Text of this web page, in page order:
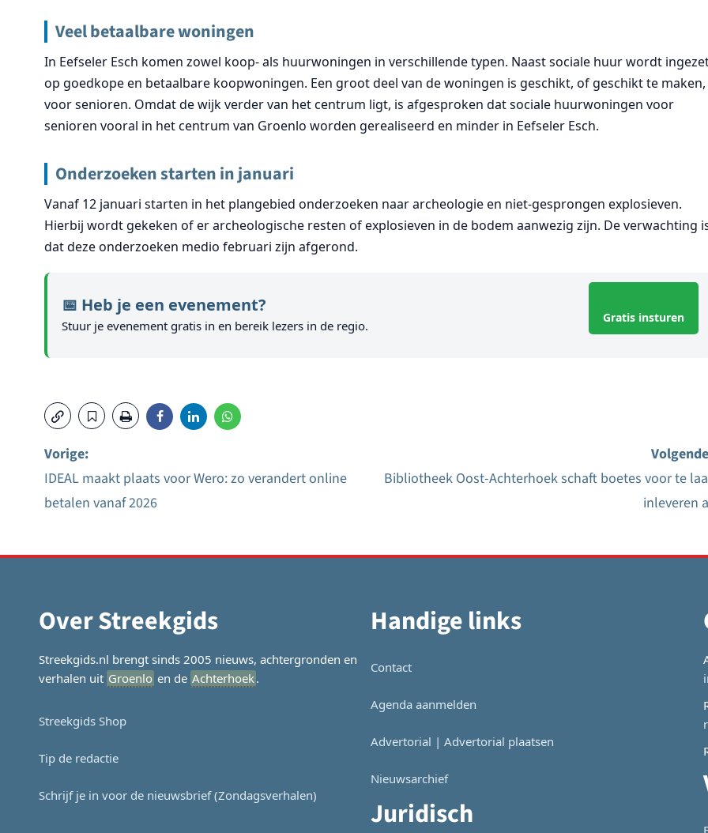
Veel betaalbare woningen
In Eefseler Esch komen zowel koop- als huurwoningen in verschillende typen. Naast sociale huur wordt
op goedkope en betaalbare koopwoningen. Een groot deel van de woningen is geschikt, of geschikt te maken,
voor senioren. Omdat de wijk verder van het centrum ligt, is afgesproken dat sociale huurwoningen voor
senioren vooral in het centrum van Groenlo worden gerealiseerd en minder in Eefseler Esch.
Onderzoeken starten in januari
Vanaf 12 januari starten in het plangebied onderzoeken naar archeologie en niet-gesprongen explosieven.
Hierbij wordt gekeken of er archeologische resten of explosieven in de bodem aanwezig zijn. De verwachting
dat deze onderzoeken medio februari zijn afgerond.
📅 Heb je een evenement?
Stuur je evenement gratis in en bereik lezers in de regio.
Gratis insturen
Bericht
Vorige:
IDEAL maakt plaats voor Wero: zo verandert online
betalen vanaf 2026
Bibliotheek Oost-Achterhoek schaft boetes voor te
inleveren
Over Streekgids
Streekgids.nl brengt sinds 2005 nieuws, achtergronden en
verhalen uit Groenlo en de Achterhoek.
Streekgids Shop
Tip de redactie
Schrijf je in voor de nieuwsbrief (Zondagsverhalen)
Handige links
Contact
Agenda aanmelden
Advertorial | Advertorial plaatsen
Nieuwsarchief
Juridisch